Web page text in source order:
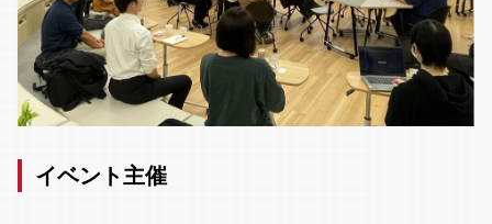
イベント主催